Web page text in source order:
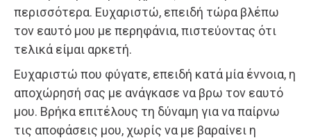
περισσότερα. Ευχαριστώ, επειδή τώρα βλέπω
τον εαυτό μου με περηφάνια, πιστεύοντας ότι
τελικά είμαι αρκετή.
Ευχαριστώ που φύγατε, επειδή κατά μία έννοια, η
αποχώρησή σας με ανάγκασε να βρω τον εαυτό
μου. Βρήκα επιτέλους τη δύναμη για να παίρνω
τις αποφάσεις μου, χωρίς να με βαραίνει η